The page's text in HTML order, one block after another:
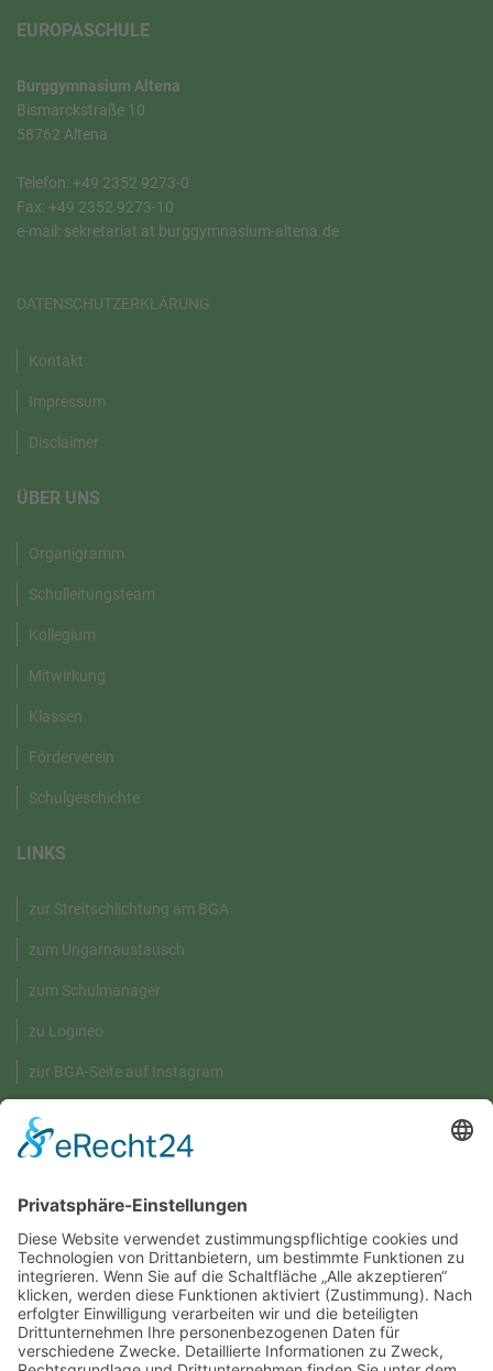
EUROPASCHULE
Burggymnasium Altena
Bismarckstraße 10
58762 Altena
Telefon: +49 2352 9273-0
Fax: +49 2352 9273-10
e-mail: sekretariat at burggymnasium-altena.de
DATENSCHUTZERKLÄRUNG
Kontakt
Impressum
Disclaimer
ÜBER UNS
Organigramm
Schulleitungsteam
Kollegium
Mitwirkung
Klassen
Förderverein
Schulgeschichte
LINKS
zur Streitschlichtung am BGA
zum Ungarnaustausch
zum Schulmanager
zu Logineo
zur BGA-Seite auf Instagram
GRÜNE UMWELT-BOX